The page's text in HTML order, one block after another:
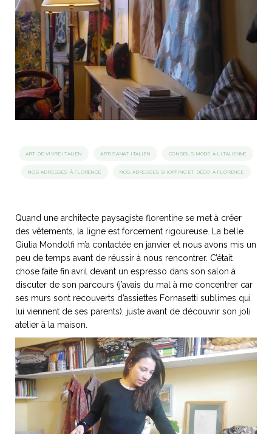
ITALIEN
SUBLIME ! LE DÉCOR ITALIEN
LIRE
Lucia
Les cuirs de
Burano, la palette
de tous les
superlatifs
ET FUGUEUSES
AND I
journal
WEBSERIE
Dolce Follia
ART DE VIVRE ITALIEN ARTISANAT ITALIEN CONSEILS MODE À L'ITALIENNE
NOS ADRESSES À FLORENCE NOS ADRESSES SHOPPING ET DÉCO À FLORENCE
Quand une architecte paysagiste florentine se met à créer
des vêtements, la ligne est forcement rigoureuse. La belle
Giulia Mondolfi m’a contactée en janvier et nous avons mis un
peu de temps avant de réussir à nous rencontrer. C’était
chose faite fin avril devant un espresso dans son salon à
discuter de son parcours (j’avais du mal à me concentrer car
ses murs sont recouverts d’assiettes Fornasetti sublimes qui
lui viennent de ses parents), juste avant de découvrir son joli
atelier à la maison.